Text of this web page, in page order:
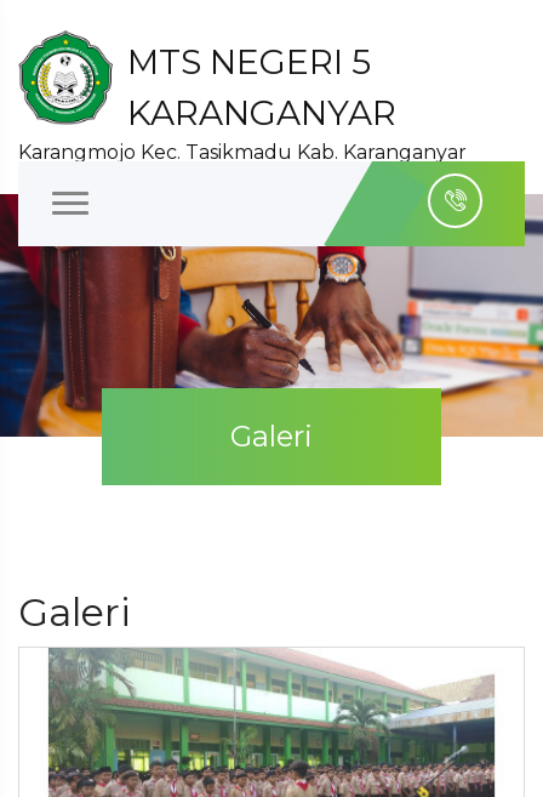
MTS NEGERI 5
KARANGANYAR
Karangmojo Kec. Tasikmadu Kab. Karanganyar
Galeri
Galeri